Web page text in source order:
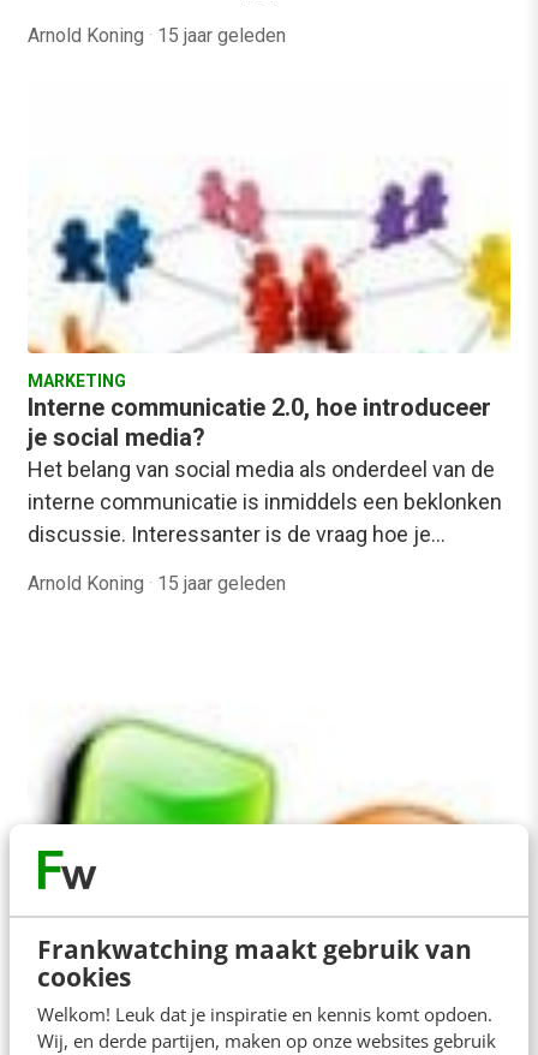
Frankwatching maakt gebruik van
cookies
Welkom! Leuk dat je inspiratie en kennis komt opdoen.
Wij, en derde partijen, maken op onze websites gebruik
Arnold Koning · 15 jaar geleden
MARKETING
Interne communicatie 2.0, hoe introduceer
je social media?
Het belang van social media als onderdeel van de
interne communicatie is inmiddels een beklonken
discussie. Interessanter is de vraag hoe je…
Arnold Koning · 15 jaar geleden
Communicatie 2.0 is grenzeloos
Sinds de opkomst en doorontwikkeling van
Internet is communicatie grenzeloos.